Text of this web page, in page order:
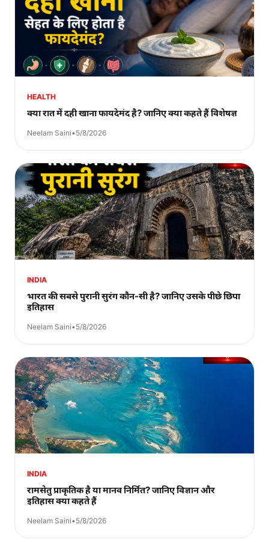
HEALTH
क्या रात में दही खाना फायदेमंद है? जानिए क्या कहते हैं विशेषज्ञ
Neelam Saini•5/8/2026
INDIA
भारत की सबसे पुरानी सुरंग कौन-सी है? जानिए उसके पीछे छिपा
इतिहास
Neelam Saini•5/8/2026
INDIA
रामसेतु प्राकृतिक है या मानव निर्मित? जानिए विज्ञान और
इतिहास क्या कहते हैं
Neelam Saini•5/8/2026